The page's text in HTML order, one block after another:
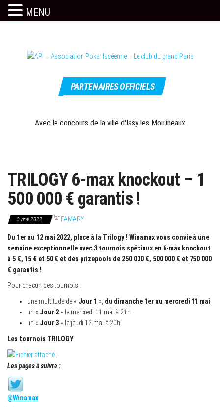
API –
Association
Isséenne –
officiel
PARTENAIRES OFFICIELS
Avec le concours de la ville d'Issy les Moulineaux
TRILOGY 6-max knockout – 1
500 000 € garantis !
3 mai 2022 ParFAMARY
Du 1er au 12 mai 2022, place à la Trilogy ! Winamax vous convie à une
semaine exceptionnelle avec 3 tournois spéciaux en 6-max knockout
à 5 €, 15 € et 50 € et des prizepools de 250 000 €, 500 000 € et 750 000
€ garantis !
Pour chacun des tournois :
Une multitude de « Jour 1 », du dimanche 1er au mercredi 11 mai
un « Jour 2 » le mercredi 11 mai à 21h
un « Jour 3 » le jeudi 12 mai à 20h
Les tournois TRILOGY
Les pages à suivre :
@Winamax
MENU